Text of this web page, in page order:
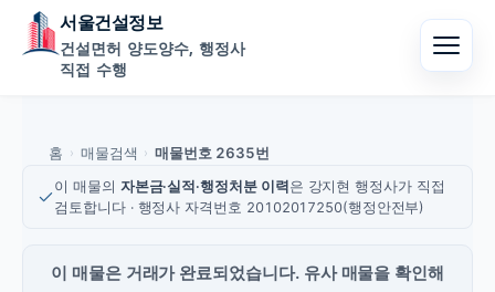
서울건설정보
건설면허 양도양수, 행정사
직접 수행
홈 › 매물검색 › 매물번호 2635번
이 매물의 자본금·실적·행정처분 이력 은 강지현 행정사가 직접
검토합니다 · 행정사 자격번호 20102017250(행정안전부)
이 매물은 거래가 완료되었습니다. 유사 매물을 확인해